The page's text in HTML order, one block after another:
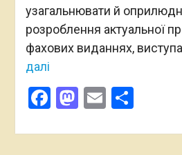
узагальнювати й
розроблення актуальної
фахових виданнях,
далі
Facebook
Mastodon
Email